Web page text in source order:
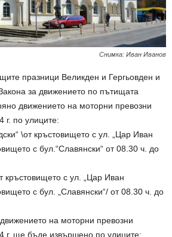
Снимка: Иван Иванов
празници Великден и Гергьовден и
за движението по пътищата
движението на моторни превозни
г. по улиците:
\от кръстовището с ул. „Цар Иван
с бул.“Славянски“ от 08.30 ч. до
кръстовището с ул. „Цар Иван
с бул. „Славянски“/ от 08.30 ч. до
на моторни превозни
г. ще бъде извършено по улиците: